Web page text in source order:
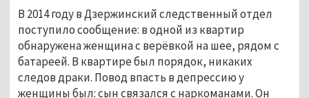
В 2014 году в Дзержинский следственный отдел
поступило сообщение: в одной из квартир
обнаружена женщина с верёвкой на шее, рядом с
батареей. В квартире был порядок, никаких
следов драки. Повод впасть в депрессию у
женщины был: сын связался с наркоманами. Он